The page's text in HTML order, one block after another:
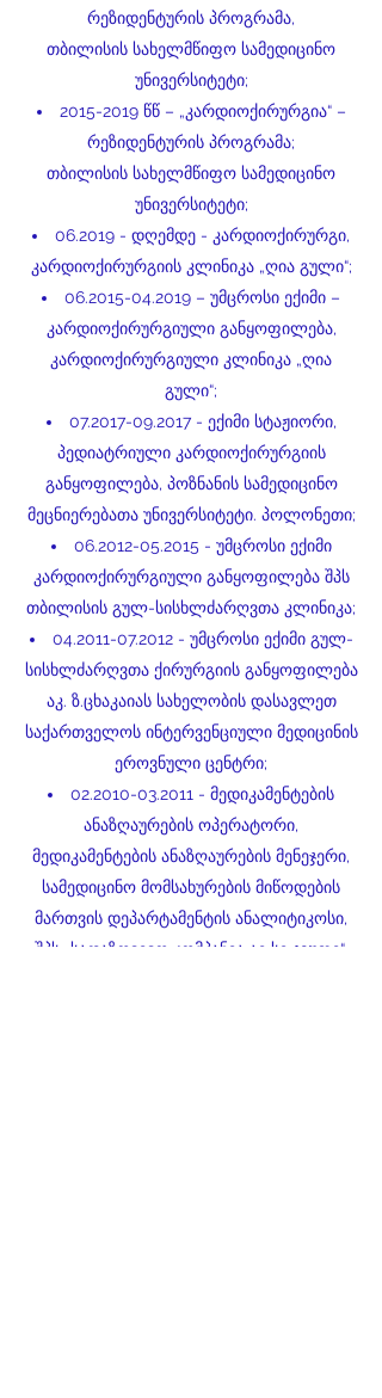
რეზიდენტურის პროგრამა,
თბილისის სახელმწიფო სამედიცინო
უნივერსიტეტი;
2015-2019წწ – „კარდიოქირურგია“ –
რეზიდენტურის პროგრამა;
თბილისის სახელმწიფო სამედიცინო
უნივერსიტეტი;
06.2019 - დღემდე - კარდიოქირურგი,
კარდიოქირურგიის კლინიკა „ღია გული“;
06.2015-04.2019 – უმცროსი ექიმი –
კარდიოქირურგიული განყოფილება,
კარდიოქირურგიული კლინიკა „ღია
გული“;
07.2017-09.2017- ექიმი სტაჟიორი,
პედიატრიული კარდიოქირურგიის
განყოფილება, პოზნანის სამედიცინო
მეცნიერებათა უნივერსიტეტი. პოლონეთი;
06.2012-05.2015 - უმცროსი ექიმი
კარდიოქირურგიული განყოფილება შპს
თბილისის გულ-სისხლძარღვთა კლინიკა;
04.2011-07.2012- უმცროსი ექიმი გულ-
სისხლძარღვთა ქირურგიის განყოფილება
აკ. ზ.ცხაკაიას სახელობის დასავლეთ
საქართველოს ინტერვენციული მედიცინის
ეროვნული ცენტრი;
02.2010-03.2011 - მედიკამენტების
ანაზღაურების ოპერატორი,
მედიკამენტების ანაზღაურების მენეჯერი,
სამედიცინო მომსახურების მიწოდების
მართვის დეპარტამენტის ანალიტიკოსი,
შპს „სადაზღვევო კომპანია აი სი ჯგუფი“.